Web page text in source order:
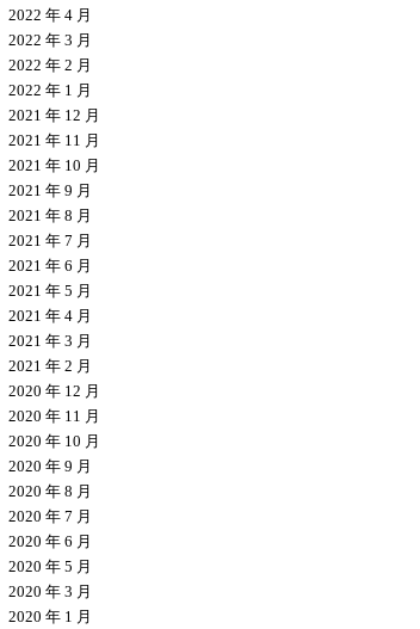
2022 年 4 月
2022 年 3 月
2022 年 2 月
2022 年 1 月
2021 年 12 月
2021 年 11 月
2021 年 10 月
2021 年 9 月
2021 年 8 月
2021 年 7 月
2021 年 6 月
2021 年 5 月
2021 年 4 月
2021 年 3 月
2021 年 2 月
2020 年 12 月
2020 年 11 月
2020 年 10 月
2020 年 9 月
2020 年 8 月
2020 年 7 月
2020 年 6 月
2020 年 5 月
2020 年 3 月
2020 年 1 月